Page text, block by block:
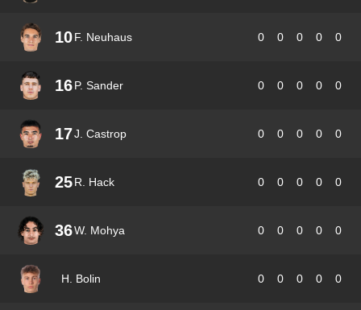
10F. Neuhaus 0 0 0 0 0
16P. Sander 0 0 0 0 0
17J. Castrop 0 0 0 0 0
25R. Hack 0 0 0 0 0
36W. Mohya 0 0 0 0 0
H. Bolin 0 0 0 0 0